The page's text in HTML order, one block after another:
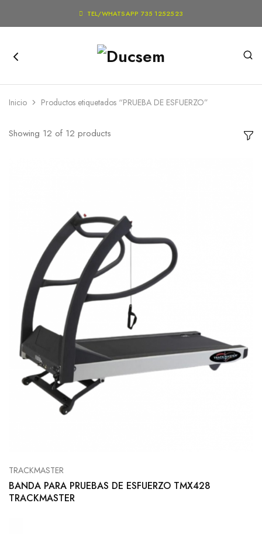
 TEL/WHATSAPP 735 1252523
Inicio Productos etiquetados “PRUEBA DE ESFUERZO”
Showing 12 of 12 products
TRACKMASTER
BANDA PARA PRUEBAS DE ESFUERZO TMX428
TRACKMASTER